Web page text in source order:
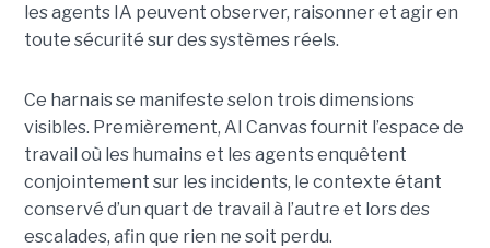
les agents IA peuvent observer, raisonner et agir en
toute sécurité sur des systèmes réels.
Ce harnais se manifeste selon trois dimensions
visibles. Premièrement, AI Canvas fournit l’espace de
travail où les humains et les agents enquêtent
conjointement sur les incidents, le contexte étant
conservé d’un quart de travail à l’autre et lors des
escalades, afin que rien ne soit perdu.